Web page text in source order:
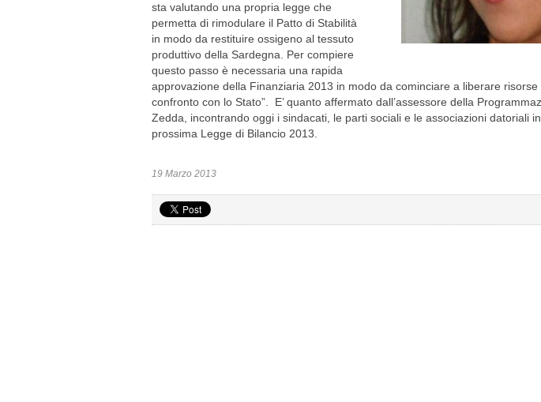
sta valutando una propria legge che
permetta di rimodulare il Patto di Stabilità
in modo da restituire ossigeno al tessuto
produttivo della Sardegna. Per compiere
questo passo è necessaria una rapida
approvazione della Finanziaria 2013 in modo da cominciare a liberare
confronto con lo Stato”. E’ quanto affermato dall’assessore della
Zedda, incontrando oggi i sindacati, le parti sociali e le associazioni datoriali
prossima Legge di Bilancio 2013.
19 Marzo 2013